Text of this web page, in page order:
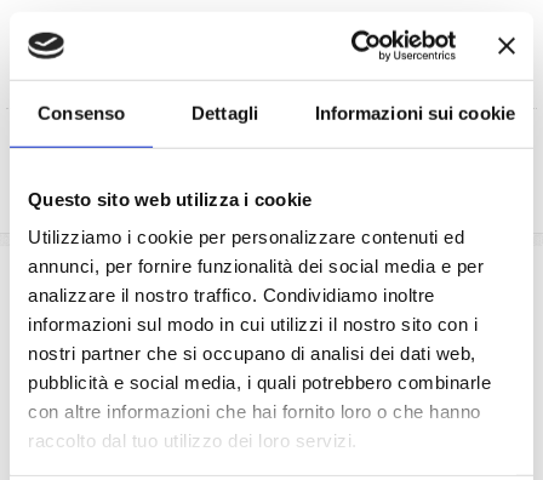
Consenso Dettagli Informazioni sui cookie
Questo sito web utilizza i cookie
Utilizziamo i cookie per personalizzare contenuti ed
annunci, per fornire funzionalità dei social media e per
analizzare il nostro traffico. Condividiamo inoltre
informazioni sul modo in cui utilizzi il nostro sito con i
nostri partner che si occupano di analisi dei dati web,
pubblicità e social media, i quali potrebbero combinarle
con altre informazioni che hai fornito loro o che hanno
raccolto dal tuo utilizzo dei loro servizi.
Autorizzo al trattamento dei miei dati secondo i termini
di legge
La quota comprende
La sistemazione nella cabina prescelta dotata di ogni
comfort: servizi privati, aria condizionata, telefono, TV
via satellite e cassaforte.
Bevande a dispenser, serata di Gala con menù